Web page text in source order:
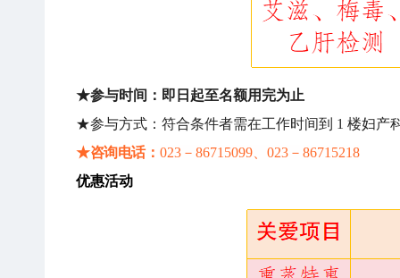
★参与时间：即日起至名额用完为止
★参与方式：符合条件者需在工作时间到 1 楼妇产
★咨询电话： 023－86715099、023－86715218
优惠活动